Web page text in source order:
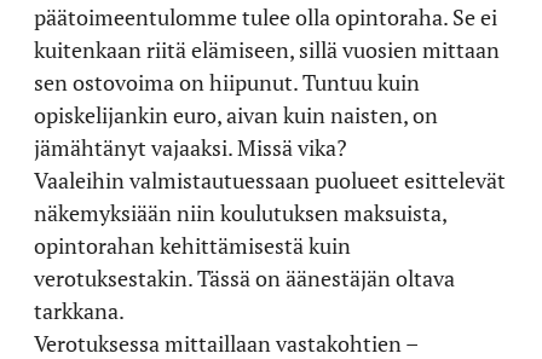
päätoimeentulomme tulee olla opintoraha. Se ei
kuitenkaan riitä elämiseen, sillä vuosien mittaan
sen ostovoima on hiipunut. Tuntuu kuin
opiskelijankin euro, aivan kuin naisten, on
jämähtänyt vajaaksi. Missä vika?
Vaaleihin valmistautuessaan puolueet esittelevät
näkemyksiään niin koulutuksen maksuista,
opintorahan kehittämisestä kuin
verotuksestakin. Tässä on äänestäjän oltava
tarkkana.
Verotuksessa mittaillaan vastakohtien –